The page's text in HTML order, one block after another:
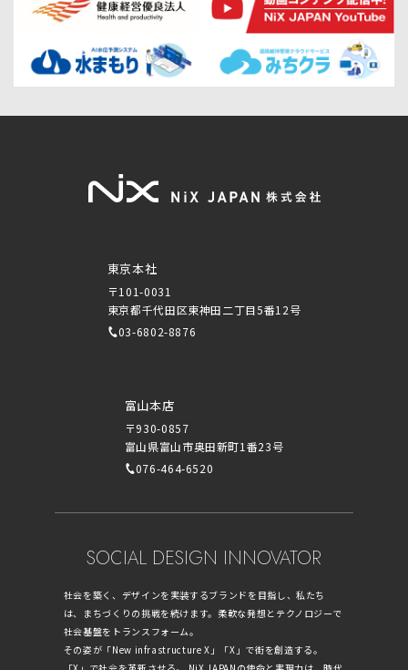
東京本社
〒101-0031
東京都千代田区東神田二丁目5番12号
03-6802-8876
富山本店
〒930-0857
富山県富山市奥田新町1番23号
076-464-6520
SOCIAL DESIGN INNOVATOR
社会を築く、デザインを実装するブランドを目指し、私たち
は、まちづくりの挑戦を続けます。柔軟な発想とテクノロジーで
社会基盤をトランスフォーム。
その姿が「New infrastructure X」「X」で街を創造する。